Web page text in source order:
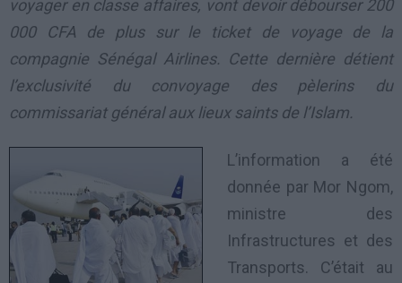
voyager en classe affaires, vont devoir débourser 200
000 CFA de plus sur le ticket de voyage de la
compagnie Sénégal Airlines. Cette dernière détient
l’exclusivité du convoyage des pèlerins du
commissariat général aux lieux saints de l’Islam.
L’information a été
donnée par Mor Ngom,
ministre des
Infrastructures et des
Transports. C’était au